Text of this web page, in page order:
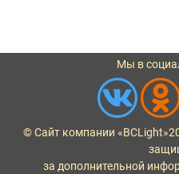
Мы в
© Сайт компании «BCLight»
за дополнительной